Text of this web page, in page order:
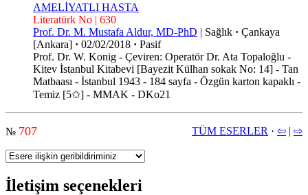
AMELİYATLI HASTA
Literatürk No | 630
Prof. Dr. M. Mustafa Aldur, MD-PhD | Sağlık · Çankaya
[Ankara] · 02/02/2018 · Pasif
Prof. Dr. W. Konig - Çeviren: Operatör Dr. Ata Topaloğlu -
Kitev İstanbul Kitabevi [Bayezit Külhan sokak No: 14] - Tan
Matbaası - İstanbul 1943 - 184 sayfa - Özgün karton kapaklı -
Temiz [5✩] - MMAK - DKo21
№ 707 TÜM ESERLER · ⇦ | ⇨
İletişim seçenekleri